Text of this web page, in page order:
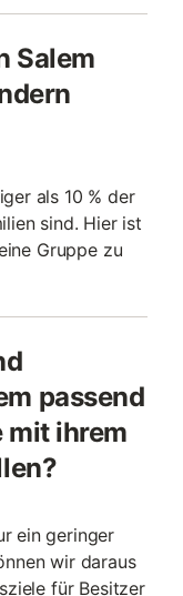
Salem
als 10 % der
sind. Hier ist
Gruppe zu
passend
mit ihrem
ein geringer
wir daraus
für Besitzer